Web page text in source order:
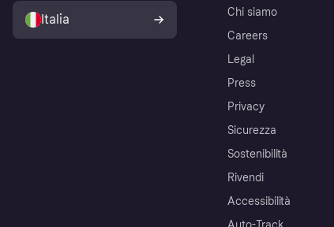
Chi siamo
Careers
Legal
Press
Privacy
Sicurezza
Sostenibilità
Rivendi
Accessibilità
Italia